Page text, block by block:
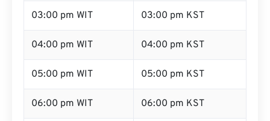
03:00 pm WIT 03:00 pm KST
04:00 pm WIT 04:00 pm KST
05:00 pm WIT 05:00 pm KST
06:00 pm WIT 06:00 pm KST